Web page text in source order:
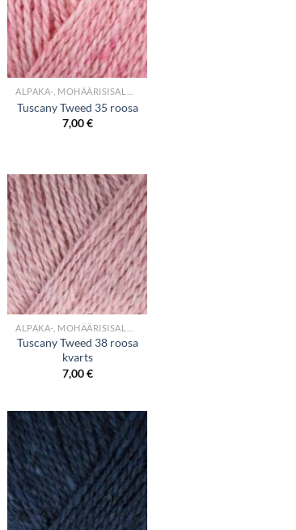
+
Tuscany Tweed 35 roosa
7,00€
+
Tuscany Tweed 38 roosa
kvarts
7,00€